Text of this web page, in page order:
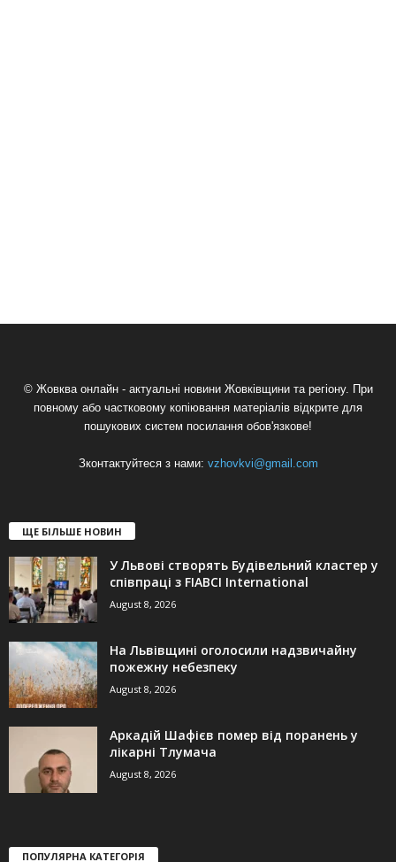
© Жовква онлайн - актуальні новини Жовківщини та регіону. При
повному або частковому копіювання матеріалів відкрите для
пошукових систем посилання обов'язкове!
Зконтактуйтеся з нами: vzhovkvi@gmail.com
ЩЕ БІЛЬШЕ НОВИН
У Львові створять Будівельний кластер у
співпраці з FIABCI International
August 8, 2026
На Львівщині оголосили надзвичайну
пожежну небезпеку
August 8, 2026
Аркадій Шафієв помер від поранень у
лікарні Тлумача
August 8, 2026
ПОПУЛЯРНА КАТЕГОРІЯ